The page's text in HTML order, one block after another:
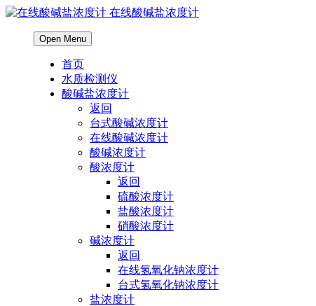
在线酸碱盐浓度计
Open Menu
首页
水质检测仪
酸碱盐浓度计
返回
台式酸碱浓度计
在线酸碱浓度计
酸碱浓度计
酸浓度计
返回
硫酸浓度计
盐酸浓度计
硝酸浓度计
碱浓度计
返回
在线氢氧化钠浓度计
台式氢氧化钠浓度计
盐浓度计